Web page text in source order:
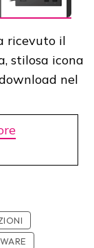
ricevuto il
stilosa icona
nel